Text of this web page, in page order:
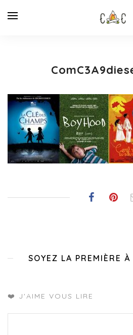
SOYEZ LA PREMIÈRE
❤️ J'AIME VOUS LIRE